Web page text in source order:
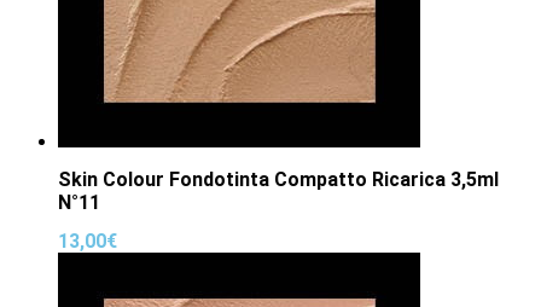
Skin Colour Fondotinta Compatto Ricarica 3,5ml
N°11
13,00€